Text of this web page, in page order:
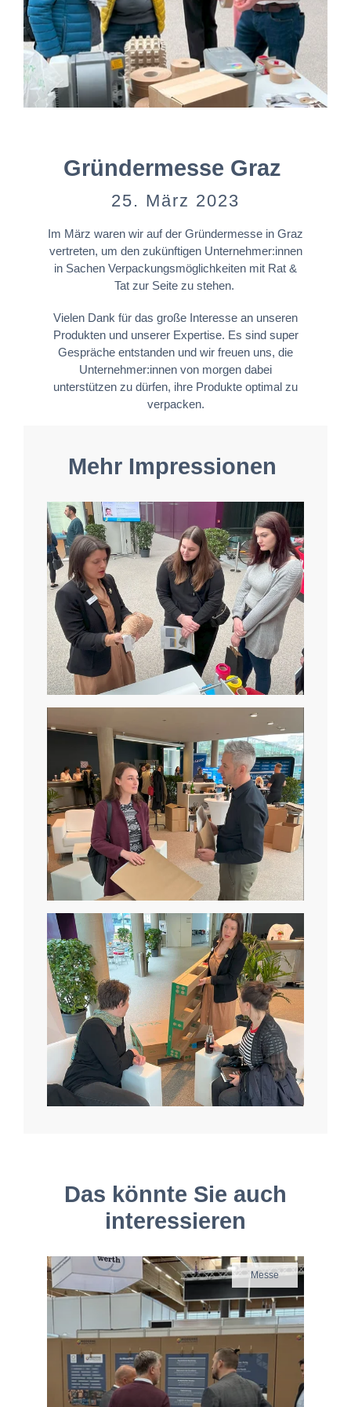
Gründermesse Graz
25. März 2023
Im März waren wir auf der Gründermesse in Graz
vertreten, um den zukünftigen Unternehmer:innen
in Sachen Verpackungsmöglichkeiten mit Rat &
Tat zur Seite zu stehen.
Vielen Dank für das große Interesse an unseren
Produkten und unserer Expertise. Es sind super
Gespräche entstanden und wir freuen uns, die
Unternehmer:innen von morgen dabei
unterstützen zu dürfen, ihre Produkte optimal zu
verpacken.
Mehr Impressionen
Das könnte Sie auch
interessieren
Messe